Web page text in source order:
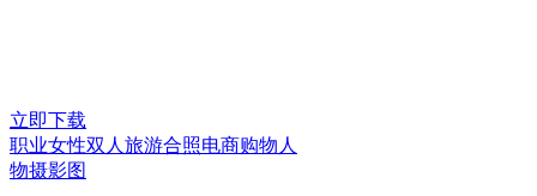
立即下载
职业女性双人旅游合照电商购物人
物摄影图